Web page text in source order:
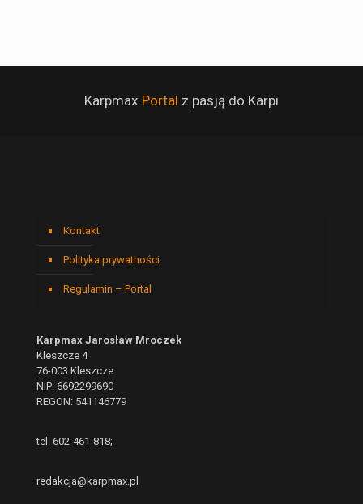
Karpmax Portal z pasją do Karpi
Kontakt
Polityka prywatności
Regulamin – Portal
Karpmax Jarosław Mroczek
Kleszcze 4
76-003 Kleszcze
NIP: 6692299690
REGON: 541146779
tel. 602-461-818;
redakcja@karpmax.pl